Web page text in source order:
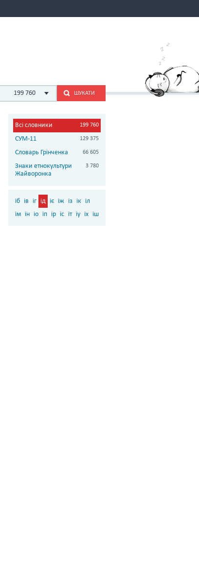
199 760 ШУКАТИ
Всі словники 199 760
СУМ-11 129 375
Словарь Грінченка 66 605
Знаки етнокультури
Жайворонка
3 780
іб ів іг ід іє іж із ік
іл
ім ін іо іп ір іс іт іу іх іш